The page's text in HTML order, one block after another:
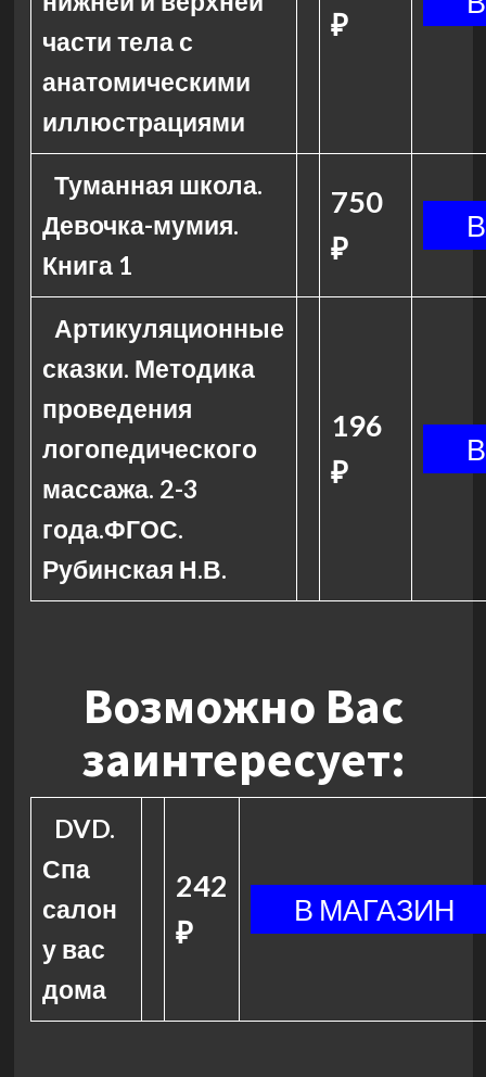
части тела с
анатомическими
иллюстрациями
₽
Туманная школа.
Девочка-мумия.
Книга 1
750
₽
Артикуляционные
сказки. Методика
проведения
логопедического
массажа. 2-3
года.ФГОС.
Рубинская Н.В.
196
₽
Возможно Вас
заинтересует:
DVD.
Спа
салон
у вас
дома
242
₽